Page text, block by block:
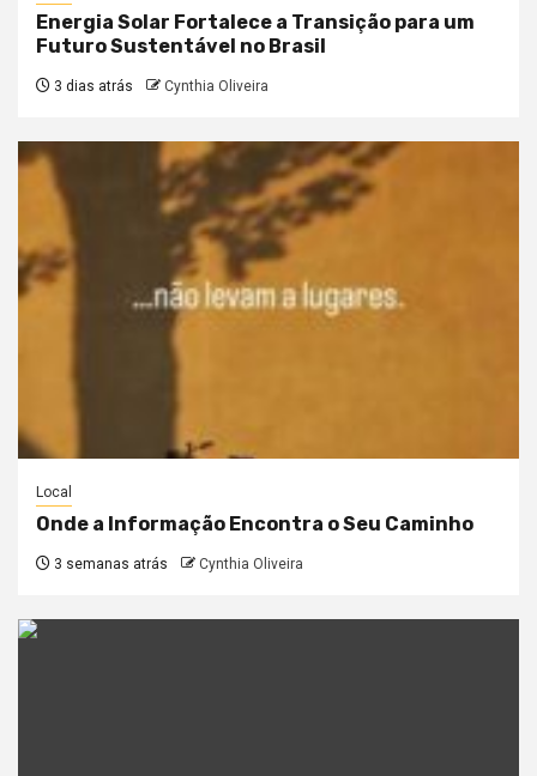
Energia Solar Fortalece a Transição para um
Futuro Sustentável no Brasil
3 dias atrás Cynthia Oliveira
Local
Onde a Informação Encontra o Seu Caminho
3 semanas atrás Cynthia Oliveira